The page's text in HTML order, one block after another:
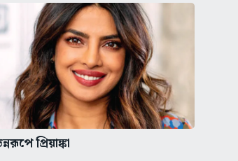
প্রিয়াঙ্কা